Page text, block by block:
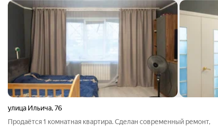
улица Ильича,76
Продаётся 1 комнатная квартира. Сделан современный ремонт,